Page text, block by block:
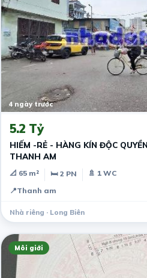
4 ngày trước
5.2 Tỷ
HIẾM -RẺ - HÀNG KÍN ĐỘC
THANH AM
📐 65 m² 🛏 2 PN
🚿 1 WC
📍Thanh am
Nhà riêng · Long Biên
Môi giới